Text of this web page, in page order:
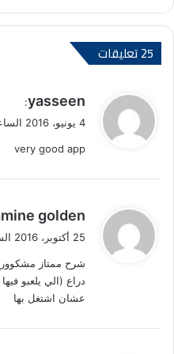
‫25 تعليقات
ي
ق
ل
yasseen
:
4 يونيو، 2016 الساعة 3:23 ص
very good app
ي
ق
ل
golden
25 أكتوبر، 2016 الساعة 10:24 م
شرح ممتاز
عشان اشتغل بها